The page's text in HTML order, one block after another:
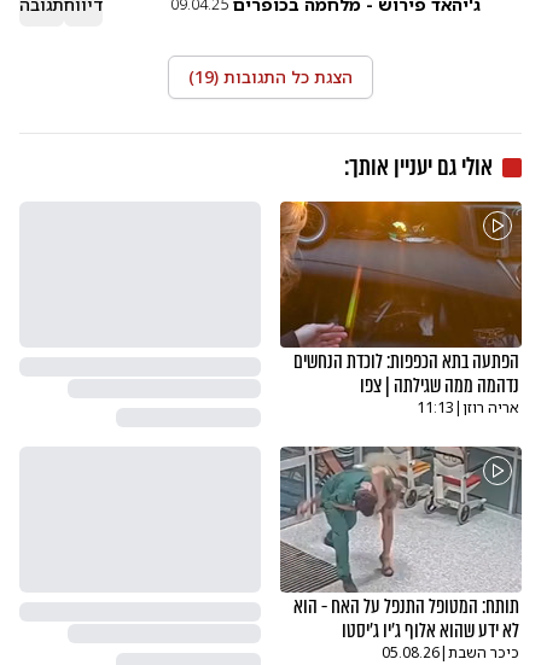
09.04.25
הצגת כל התגובות (19
)
אולי גם יעניין אותך:
הפתעה בתא הכפפות: לוכדת הנחשים
נדהמה ממה שגילתה | צפו
אריה רוזן|
11:13
תותח: המטופל התנפל על האח - הוא
לא ידע שהוא אלוף ג'יו ג'יסטו
כיכר השבת 05.08.26